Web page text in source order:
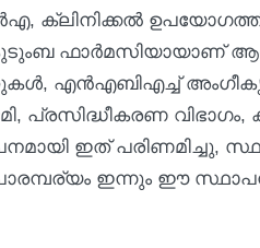
ക്ലിനിക്കൽ
ഫാർമസിയായാണ്
എൻ‌എ‌ബി‌എച്ച്
വിഭാഗം,
ഇത് പരിണമിച്ചു,
ഇന്നും ഈ